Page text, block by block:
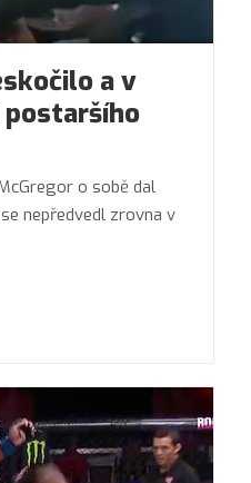
a v
o sobě dal
nepředvedl zrovna v